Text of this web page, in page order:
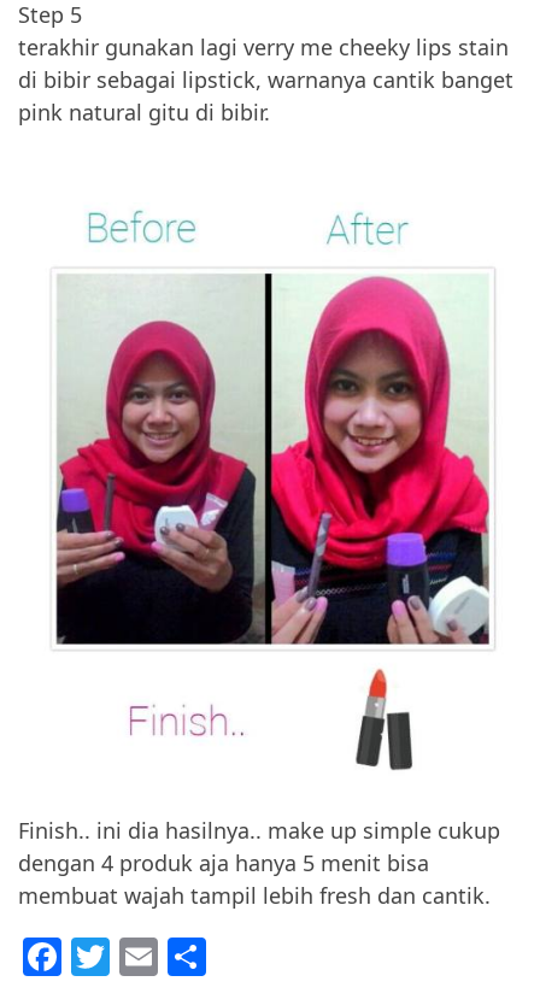
Step 5
terakhir gunakan lagi verry me cheeky lips stain
di bibir sebagai lipstick, warnanya cantik banget
pink natural gitu di bibir.
Finish.. ini dia hasilnya.. make up simple cukup
dengan 4 produk aja hanya 5 menit bisa
membuat wajah tampil lebih fresh dan cantik.
F T E